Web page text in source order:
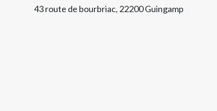
43 route de bourbriac, 22200 Guingamp